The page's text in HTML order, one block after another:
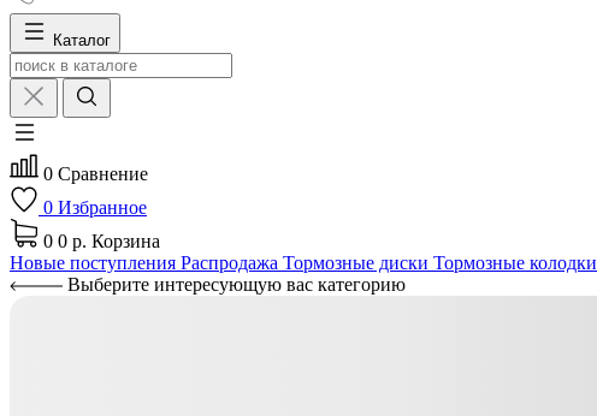
Каталог
0 Сравнение
0 Избранное
0 0 р. Корзина
Новые поступления Распродажа Тормозные диски Тормозные колодки
Выберите интересующую вас категорию